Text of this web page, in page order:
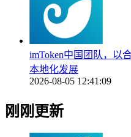
imToken中国团队，以
本地化发展
2026-08-05 12:41:09
刚刚更新